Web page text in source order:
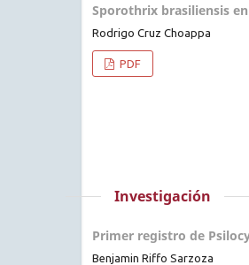
Sporothrix brasiliensis en
Rodrigo Cruz Choappa
PDF
Investigación
Primer registro de
Benjamin Riffo Sarzoza